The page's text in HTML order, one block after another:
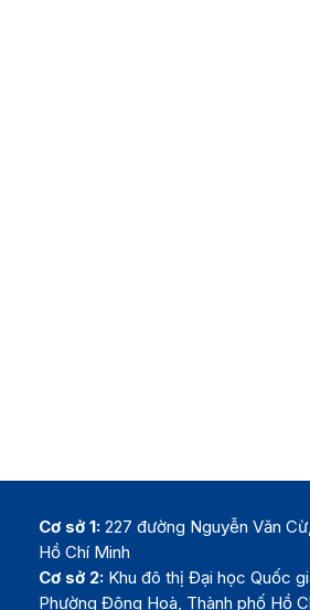
Cơ sở 1: 227 đường Nguyễn Văn
Hồ Chí Minh
Cơ sở 2: Khu đô thị Đại học Quốc
Phường Đông Hoà, Thành phố Hồ